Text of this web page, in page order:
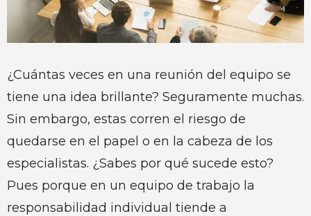
¿Cuántas veces en una reunión del equipo se
tiene una idea brillante? Seguramente muchas.
Sin embargo, estas corren el riesgo de
quedarse en el papel o en la cabeza de los
especialistas. ¿Sabes por qué sucede esto?
Pues porque en un equipo de trabajo la
responsabilidad individual tiende a